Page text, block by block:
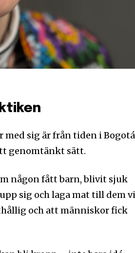
med sig är från tiden i
genomtänkt sätt.
någon fått barn, blivit sjuk
sig och laga mat till dem
och att människor fick